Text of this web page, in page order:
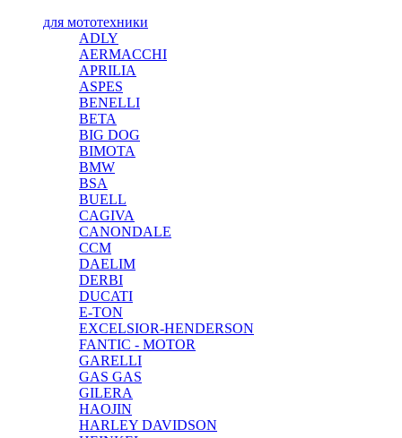
для мототехники
ADLY
AERMACCHI
APRILIA
ASPES
BENELLI
BETA
BIG DOG
BIMOTA
BMW
BSA
BUELL
CAGIVA
CANONDALE
CCM
DAELIM
DERBI
DUCATI
E-TON
EXCELSIOR-HENDERSON
FANTIC - MOTOR
GARELLI
GAS GAS
GILERA
HAOJIN
HARLEY DAVIDSON